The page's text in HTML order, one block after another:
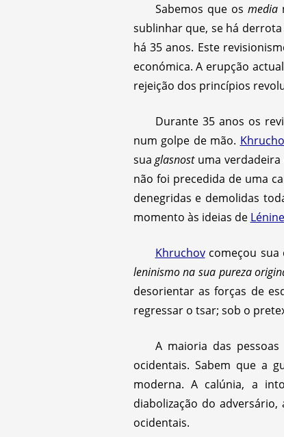
Sabemos que osmedia
sublinhar que, se há
há 35 anos. Este
económica. A erupção
rejeição dos princípios
Durante 35 anos os
num golpe de mão.
suaglasnostuma
não foi precedida de uma
denegridas e demolidas
momento às ideias de Lénine
Khruchovcomeçou sua
leninismo na sua pureza
desorientar as forças de
regressar o tsar; sob o
A maioria das
ocidentais. Sabem que a
moderna. A calúnia, a
diabolização do
ocidentais.